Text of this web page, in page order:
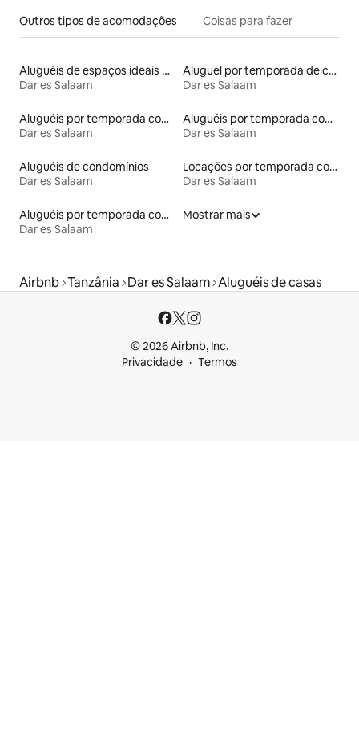
Outros tipos de acomodações Coisas para fazer
Aluguéis de espaços ideais para famílias
Dar es Salaam
Aluguel por temporada de casas de veraneio
Dar es Salaam
Aluguéis por temporada com suítes privativas
Dar es Salaam
Aluguéis por temporada com banheira de hidromassagem
Dar es Salaam
Aluguéis de condomínios
Dar es Salaam
Locações por temporada com piscina
Dar es Salaam
Aluguéis por temporada com acesso à praia
Dar es Salaam
Mostrar mais
Airbnb Tanzânia Dar es Salaam Aluguéis de casas
© 2026 Airbnb, Inc.
Privacidade
Termos